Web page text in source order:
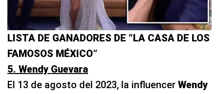
LISTA DE GANADORES DE “LA CASA DE LOS
FAMOSOS MÉXICO”
5. Wendy Guevara
El 13 de agosto del 2023, la influencer Wendy